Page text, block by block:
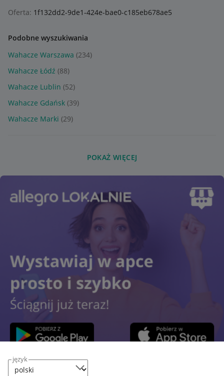
język
Oferta: 1f132dd2-9de1-424e-bae0-c185eb678ae5
Podobne wyszukiwania
Wahacze Warszawa (234)
Wahacze Łódź (88)
Wahacze Lublin (52)
Wahacze Gdańsk (39)
Wahacze Marki (29)
POKAŻ WIĘCEJ